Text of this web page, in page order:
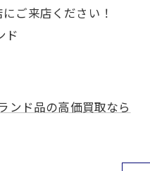
ご来店ください！
ド
ンド品の高価買取なら